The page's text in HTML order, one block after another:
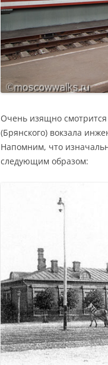
Очень изящно
(Брянского) вокзала
Напомним, что
следующим образом: